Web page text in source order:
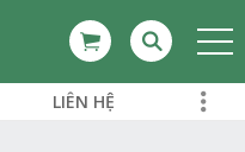
LIÊN HỆ